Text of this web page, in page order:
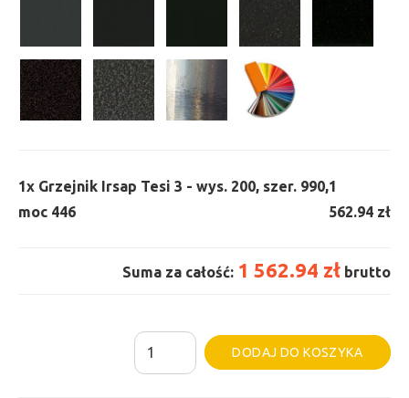
1x Grzejnik Irsap Tesi 3 - wys. 200, szer. 990,
moc 446
1
562.94 zł
Suma za całość: 1 562.94 zł brutto
ilość
Grzejnik
DODAJ DO KOSZYKA